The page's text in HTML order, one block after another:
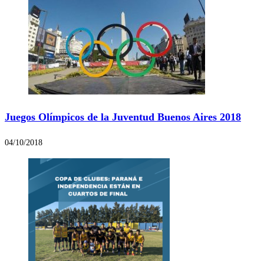
Juegos Olímpicos de la Juventud Buenos Aires 2018
04/10/2018